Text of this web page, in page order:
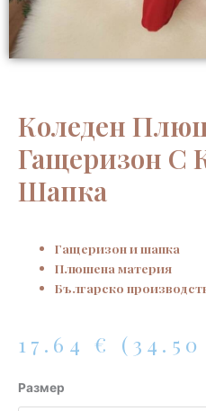
Коледен
Гащеризон С
Шапка
Гащеризон и шапка
Плюшена материя
Българско
17.64€
Размер
количество
за